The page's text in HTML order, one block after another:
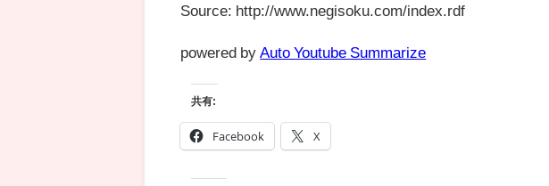
Source: http://www.negisoku.com/index.rdf
powered by Auto Youtube Summarize
共有:
Facebook X